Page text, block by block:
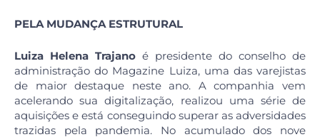
PELA MUDANÇA ESTRUTURAL
Luiza Helena Trajano é presidente do conselho de
administração do Magazine Luiza, uma das varejistas
de maior destaque neste ano. A companhia vem
acelerando sua digitalização, realizou uma série de
aquisições e está conseguindo superar as adversidades
trazidas pela pandemia. No acumulado dos nove